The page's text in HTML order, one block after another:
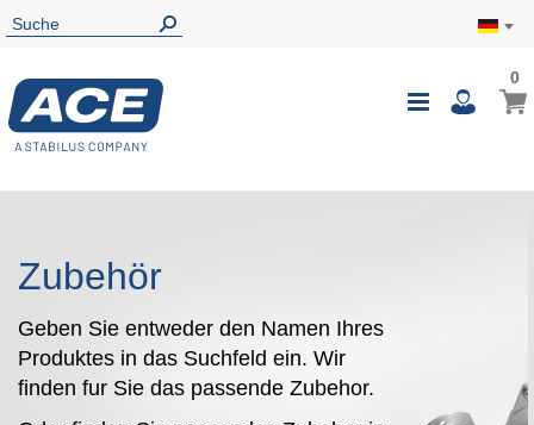
00
Zubehör
Geben Sie entweder den Namen Ihres
Produktes in das Suchfeld ein. Wir
finden fur Sie das passende Zubehor.